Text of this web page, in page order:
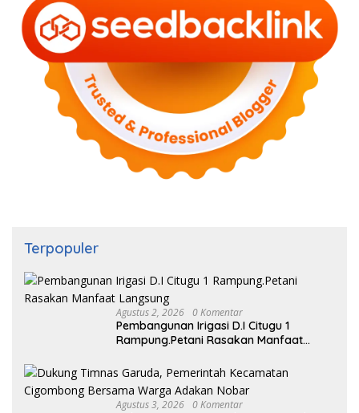
Terpopuler
Agustus 2, 2026 0 Komentar
Pembangunan Irigasi D.I Citugu 1
Rampung.Petani Rasakan Manfaat
Agustus 3, 2026 0 Komentar